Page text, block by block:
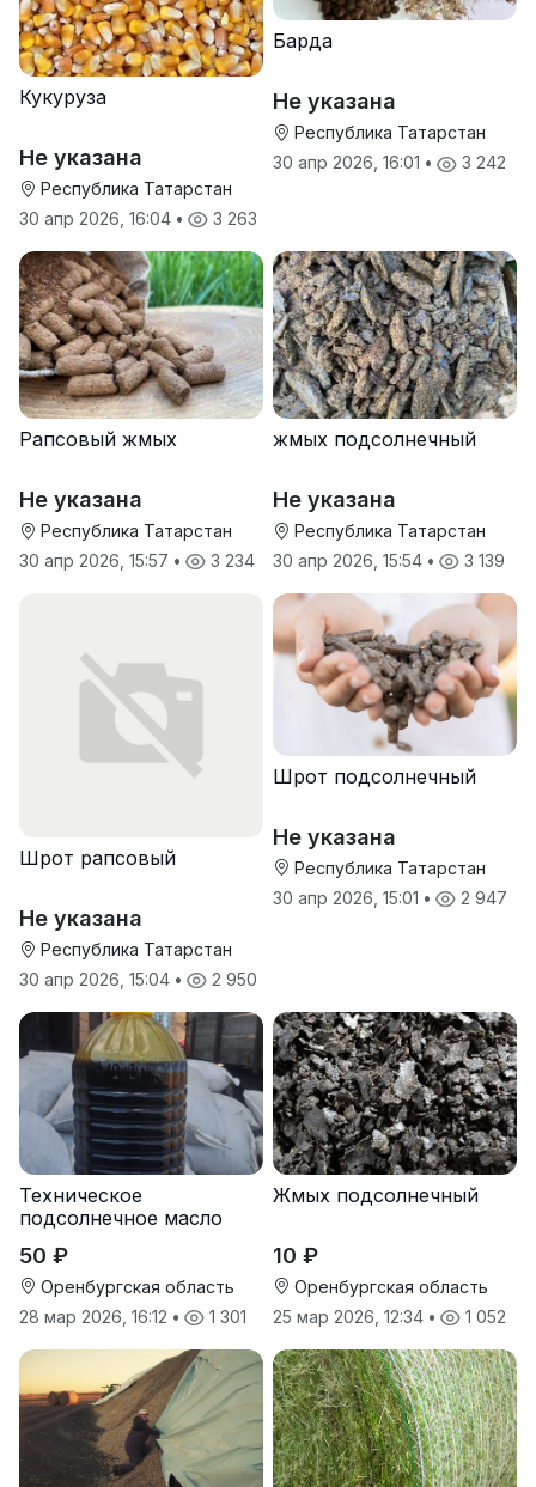
Кукуруза
Не указана
Республика Татарстан
30 апр 2026, 16:04 • 3 263
Барда
Не указана
Республика Татарстан
30 апр 2026, 16:01 • 3 242
Рапсовый жмых
Не указана
Республика Татарстан
30 апр 2026, 15:57 • 3 234
жмых подсолнечный
Не указана
Республика Татарстан
30 апр 2026, 15:54 • 3 139
Шрот рапсовый
Не указана
Республика Татарстан
30 апр 2026, 15:04 • 2 950
Шрот подсолнечный
Не указана
Республика Татарстан
30 апр 2026, 15:01 • 2 947
Техническое
подсолнечное масло
50 ₽
Оренбургская область
28 мар 2026, 16:12 • 1 301
Жмых подсолнечный
10 ₽
Оренбургская область
25 мар 2026, 12:34 • 1 052